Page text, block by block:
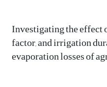
Investigating the effect
factor, and irrigation
evaporation losses of